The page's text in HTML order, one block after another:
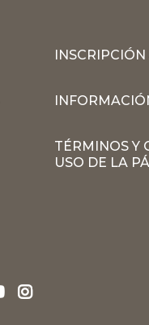
TÉRMINOS Y
USO DE LA